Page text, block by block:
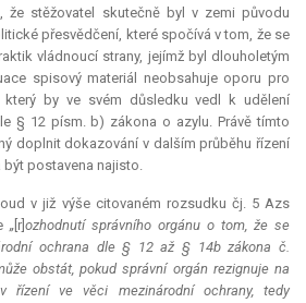
že stěžovatel skutečně byl v zemi původu
přesvědčení, které spočívá v tom, že se
vládnoucí strany, jejímž byl dlouholetým
spisový materiál neobsahuje oporu pro
který by ve svém důsledku vedl k udělení
§ 12 písm. b) zákona o azylu. Právě tímto
doplnit dokazování v dalším průběhu řízení
postavena najisto.
v již výše citovaném rozsudku čj. 5 Azs
„ [r] ozhodnutí správního orgánu o tom, že se
ochrana dle § 12 až § 14b zákona č.
obstát, pokud správní orgán rezignuje na
řízení ve věci mezinárodní ochrany, tedy